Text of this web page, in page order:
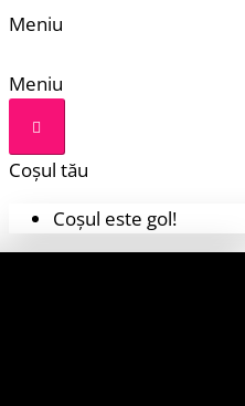
Meniu
Meniu
Coșul tău
Coșul este gol!